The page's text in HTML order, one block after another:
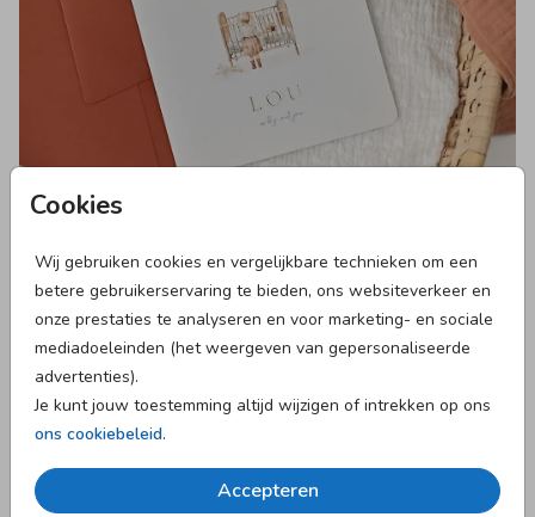
Cookies
Wij gebruiken cookies en vergelijkbare technieken om een
betere gebruikerservaring te bieden, ons websiteverkeer en
onze prestaties te analyseren en voor marketing- en sociale
mediadoeleinden (het weergeven van gepersonaliseerde
advertenties).
Je kunt jouw toestemming altijd wijzigen of intrekken op ons
ons cookiebeleid.
Accepteren
Welk geboortekaartje je kiest is heel persoonlijk.